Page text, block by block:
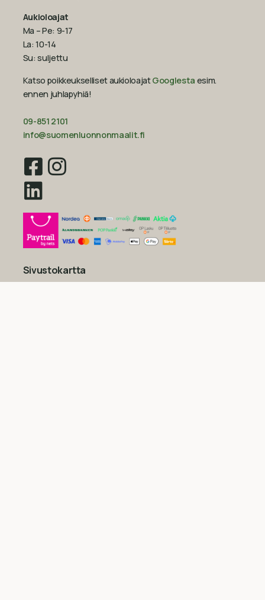
Aukioloajat
Ma – Pe: 9-17
La: 10-14
Su: suljettu
Katso poikkeukselliset aukioloajatGooglesta esim.
ennen juhlapyhiä!‍
09-851 2101
info@suomenluonnonmaalit.fi
Sivustokartta